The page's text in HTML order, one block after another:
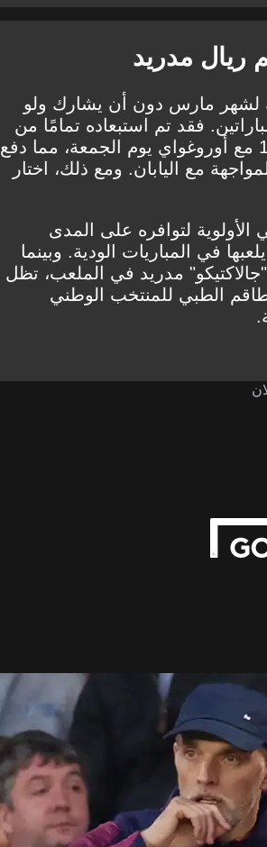
ريال مدريد
لشهر مارس دون أن يشارك ولو
فقد تم استبعاده تمامًا من
قائمة المباراة التي انتهت بالتعادل 1-1 مع أوروغواي يوم الجمعة، مما دفع
مع اليابان. ومع ذلك، اختار
الأولوية لتوافره على المدى
في المباريات الودية. وبينما
مدريد في الملعب، تظل
الطبي للمنتخب الوطني